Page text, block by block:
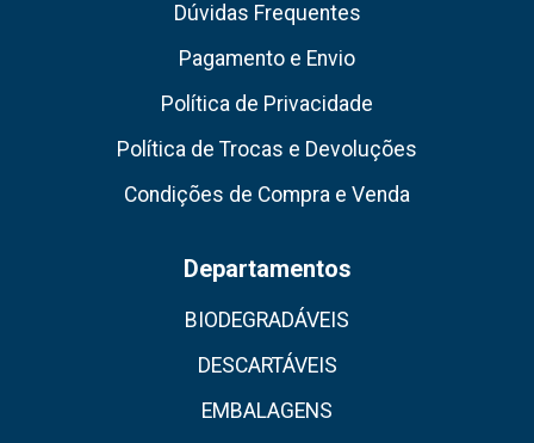
Dúvidas Frequentes
Pagamento e Envio
Política de Privacidade
Política de Trocas e Devoluções
Condições de Compra e Venda
Departamentos
BIODEGRADÁVEIS
DESCARTÁVEIS
EMBALAGENS